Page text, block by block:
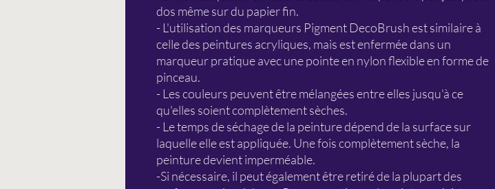
dos même sur du papier fin.
- L'utilisation des marqueurs Pigment DecoBrush est similaire à
celle des peintures acryliques, mais est enfermée dans un
marqueur pratique avec une pointe en nylon flexible en forme de
pinceau.
- Les couleurs peuvent être mélangées entre elles jusqu'à ce
qu'elles soient complètement sèches.
- Le temps de séchage de la peinture dépend de la surface sur
laquelle elle est appliquée. Une fois complètement sèche, la
peinture devient imperméable.
-Si nécessaire, il peut également être retiré de la plupart des